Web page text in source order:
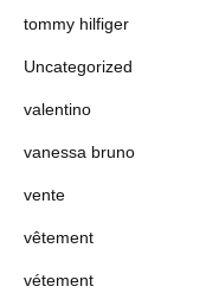
tommy hilfiger
Uncategorized
valentino
vanessa bruno
vente
vêtement
vétement